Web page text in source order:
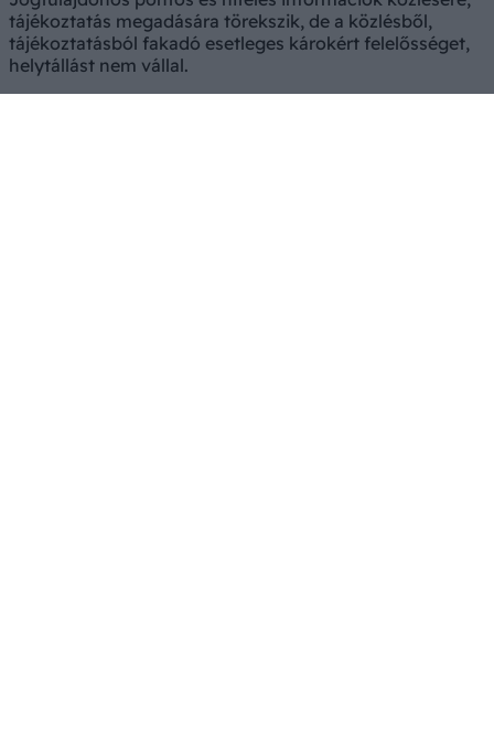
tájékoztatás megadására törekszik, de a közlésből,
tájékoztatásból fakadó esetleges károkért felelősséget,
helytállást nem vállal.